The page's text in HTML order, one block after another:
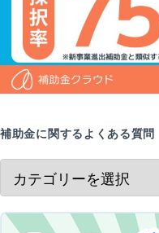
補助金に関するよくある質問